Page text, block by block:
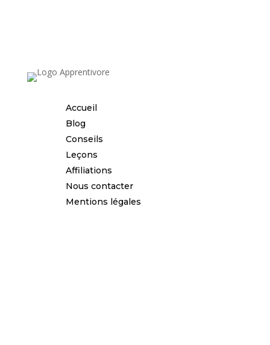
Accueil
Blog
Conseils
Leçons
Affiliations
Nous contacter
Mentions légales